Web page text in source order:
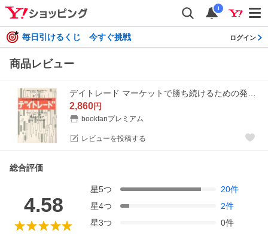
i
毎日引けるくじ 今すぐ挑戦 ログイン
商品レビュー
2,860円
bookfanプレミアム
レビューを投稿する
総合評価
4.58
星5つ 20件
星4つ 2件
星3つ 0件